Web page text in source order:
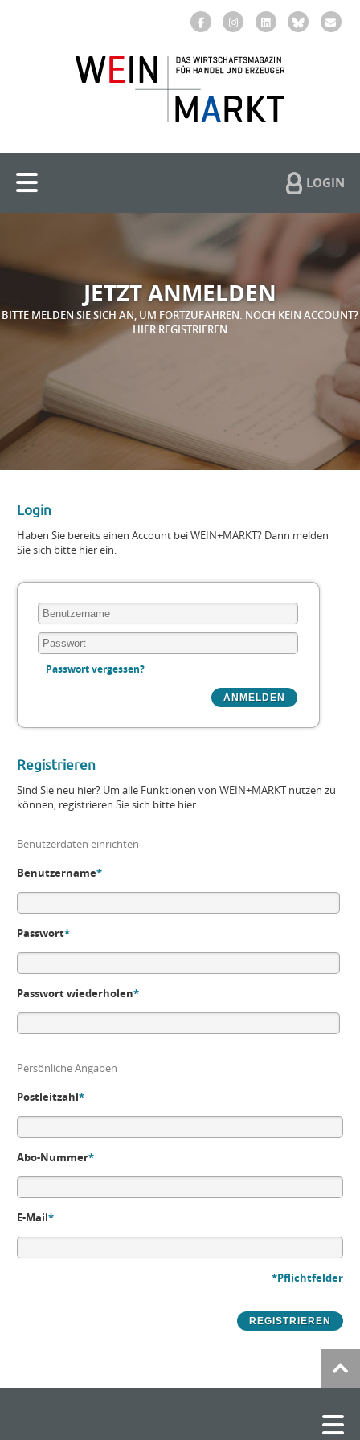
LOGIN
JETZT ANMELDEN
BITTE MELDEN SIE SICH AN, UM FORTZUFAHREN. NOCH KEIN ACCOUNT?
HIER REGISTRIEREN
Login
Haben Sie bereits einen Account bei WEIN+MARKT? Dann melden
Sie sich bitte hier ein.
Passwort vergessen?
Registrieren
Sind Sie neu hier? Um alle Funktionen von WEIN+MARKT nutzen zu
können, registrieren Sie sich bitte hier.
Benutzerdaten einrichten
Benutzername*
Passwort*
Passwort wiederholen*
Persönliche Angaben
Postleitzahl*
Abo-Nummer*
E-Mail*
*Pflichtfelder